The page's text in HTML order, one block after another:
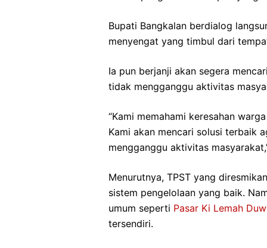
Bupati Bangkalan berdialog
menyengat yang timbul dari
Ia pun berjanji akan segera
tidak mengganggu aktivitas
“Kami memahami keresahan
Kami akan mencari solusi terbaik
mengganggu aktivitas
Menurutnya, TPST yang
sistem pengelolaan yang baik.
umum seperti Pasar Ki Lemah
tersendiri.